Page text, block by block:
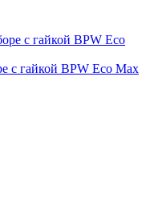
с гайкой BPW Eco Max